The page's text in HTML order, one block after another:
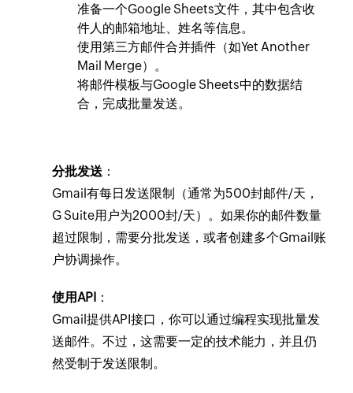
准备一个Google Sheets文件，其中包含收
件人的邮箱地址、姓名等信息。
使用第三方邮件合并插件（如Yet Another
Mail Merge）。
将邮件模板与Google Sheets中的数据结
合，完成批量发送。
分批发送 ：
Gmail有每日发送限制（通常为500封邮件/天，
G Suite用户为2000封/天）。如果你的邮件数量
超过限制，需要分批发送，或者创建多个Gmail账
户协调操作。
使用API ：
Gmail提供API接口，你可以通过编程实现批量发
送邮件。不过，这需要一定的技术能力，并且仍
然受制于发送限制。